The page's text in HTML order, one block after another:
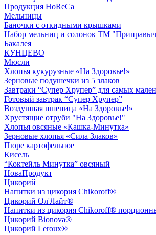
Продукция HoReCa
Мельницы
Баночки с откидными крышками
Набор мельниц и солонок ТМ
Бакалея
КУНЦЕВО
Мюсли
Хлопья кукурузные «На Здоровье!»
Зерновые подушечки из 5 злаков
Завтраки “Супер Хрупер” для самых
Готовый завтрак “Супер Хрупер”
Воздушная пшеница «На Здоровье!»
Хрустящие отруби "На Здоровье!"
Хлопья овсяные «Кашка-Минутка»
Зерновые хлопья «Сила Злаков»
Пюре картофельное
Кисель
“Коктейль Минутка” овсяный
НоваПродукт
Цикорий
Напитки из цикория Chikoroff®
Цикорий Ол'Лайт®
Напитки из цикория Chikoroff®
Цикорий Bionova®
Цикорий Leroux®